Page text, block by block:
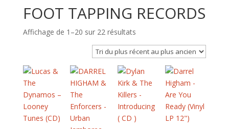
FOOT TAPPING RECORDS
Affichage de 1–20 sur 22 résultatsTrié
du
plus
récent
au
ancien